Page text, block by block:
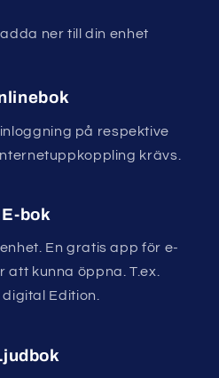
ner till din enhet
på respektive
krävs.
E-bok
En gratis app för e-
att kunna öppna. T.ex.
Edition.